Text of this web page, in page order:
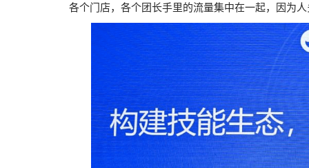
各个门店，各个团长手里的流量集中在一起，因为